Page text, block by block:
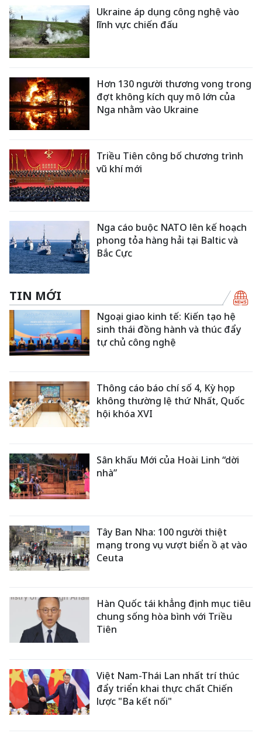
Ukraine áp dụng công nghệ vào
lĩnh vực chiến đấu
Hơn 130 người thương vong trong
đợt không kích quy mô lớn của
Nga nhằm vào Ukraine
Triều Tiên công bố chương trình
vũ khí mới
Nga cáo buộc NATO lên kế hoạch
phong tỏa hàng hải tại Baltic và
Bắc Cực
TIN MỚI
Ngoại giao kinh tế: Kiến tạo hệ
sinh thái đồng hành và thúc đẩy
tự chủ công nghệ
Thông cáo báo chí số 4, Kỳ họp
không thường lệ thứ Nhất, Quốc
hội khóa XVI
Sân khấu Mới của Hoài Linh “dời
nhà”
Tây Ban Nha: 100 người thiệt
mạng trong vụ vượt biển ồ ạt vào
Ceuta
Hàn Quốc tái khẳng định mục tiêu
chung sống hòa bình với Triều
Tiên
Việt Nam-Thái Lan nhất trí thúc
đẩy triển khai thực chất Chiến
lược "Ba kết nối"